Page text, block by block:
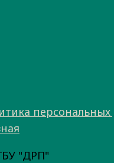
"ДРП"